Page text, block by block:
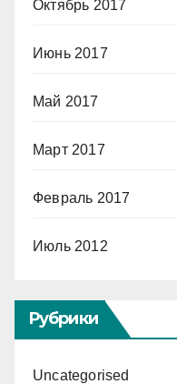
Октябрь 2017
Июнь 2017
Май 2017
Март 2017
Февраль 2017
Июль 2012
Рубрики
Uncategorised